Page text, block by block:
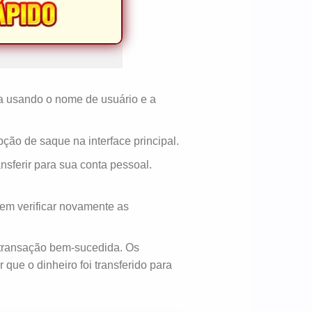
usando o nome de usuário e a
de saque na interface principal.
para sua conta pessoal.
verificar novamente as
bem-sucedida. Os
que o dinheiro foi transferido para